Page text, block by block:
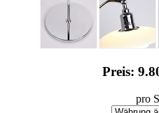
Preis:
pro